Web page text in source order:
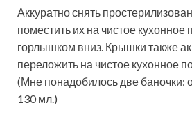
Аккуратно снять
поместить их на чистое кухонное
горлышком вниз. Крышки также
переложить на чистое кухонное
(Мне понадобилось две баночки:
130 мл.)